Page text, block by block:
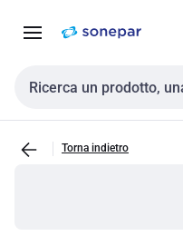
navigazione alla
Cerca input
Torna indietro